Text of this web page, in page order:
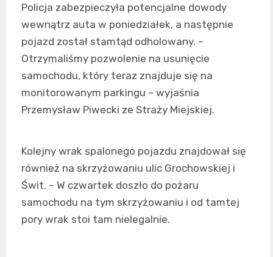
Policja zabezpieczyła potencjalne dowody
wewnątrz auta w poniedziałek, a następnie
pojazd został stamtąd odholowany. –
Otrzymaliśmy pozwolenie na usunięcie
samochodu, który teraz znajduje się na
monitorowanym parkingu – wyjaśnia
Przemysław Piwecki ze Straży Miejskiej.
Kolejny wrak spalonego pojazdu znajdował się
również na skrzyżowaniu ulic Grochowskiej i
Świt. – W czwartek doszło do pożaru
samochodu na tym skrzyżowaniu i od tamtej
pory wrak stoi tam nielegalnie.